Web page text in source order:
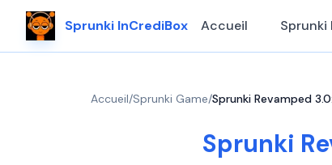
Sprunki InCrediBox Accueil Sprunki
Accueil/Sprunki Game/Sprunki Revamped
Sprunki